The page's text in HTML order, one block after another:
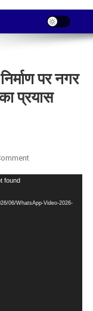
पर नगर
प्रयास
On
के
found
06/WhatsApp-Video-2026-